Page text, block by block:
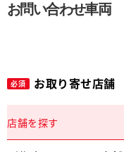
お問い合わせ車両
必須 お取り寄せ店舗
店舗を探す